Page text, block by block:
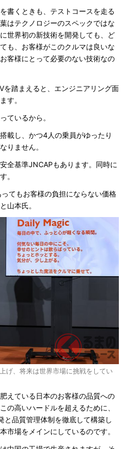
書くときも、テストコースを走る
はテクノロジーのスペックではな
世界初の新技術を開発しても、ど
も、お客様がこのクルマは良いな
客様にとって必要のない技術なの
踏まえると、エンジニアリング面
す。
ているから。
載し、かつ4人の乗員がゆったり
りません。
全基準JNCAPもあります。同時に
。
ってもお客様の負担にならない価格
山本氏。
げ、将来は世界市場に挑戦をしてい
えている日本のお客様の品質への
の高いハードルを超えるために、
と品質管理体制を徹底して構築し
市場をメインにしているのです。